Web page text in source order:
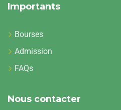
Importants
Bourses
Admission
FAQs
Nous contacter